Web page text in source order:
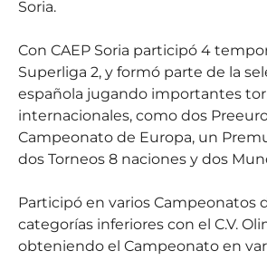
Soria.
Con CAEP Soria participó 4
Superliga 2, y formó parte de la
española jugando importantes
internacionales, como dos
Campeonato de Europa, un
dos Torneos 8 naciones y dos
Participó en varios Campeonatos
categorías inferiores con el C.V.
obteniendo el Campeonato en